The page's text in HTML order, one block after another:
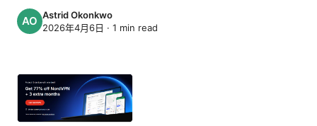
Astrid Okonkwo
2026年4月6日 · 1 min read